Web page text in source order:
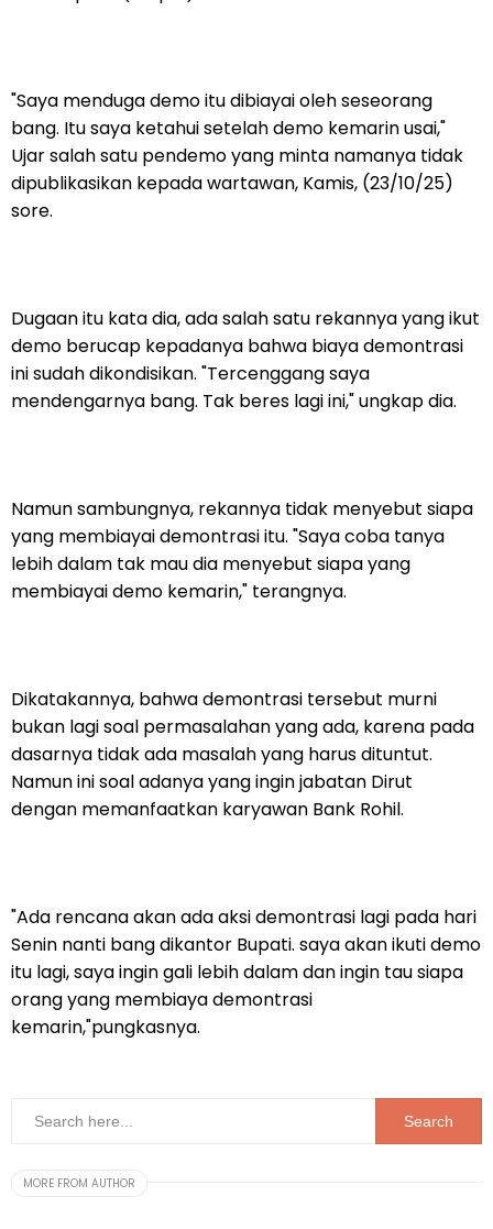
"Saya menduga demo itu dibiayai oleh seseorang
bang. Itu saya ketahui setelah demo kemarin usai,"
Ujar salah satu pendemo yang minta namanya tidak
dipublikasikan kepada wartawan, Kamis, (23/10/25)
sore.
Dugaan itu kata dia, ada salah satu rekannya yang ikut
demo berucap kepadanya bahwa biaya demontrasi
ini sudah dikondisikan. "Tercenggang saya
mendengarnya bang. Tak beres lagi ini," ungkap dia.
Namun sambungnya, rekannya tidak menyebut siapa
yang membiayai demontrasi itu. "Saya coba tanya
lebih dalam tak mau dia menyebut siapa yang
membiayai demo kemarin," terangnya.
Dikatakannya, bahwa demontrasi tersebut murni
bukan lagi soal permasalahan yang ada, karena pada
dasarnya tidak ada masalah yang harus dituntut.
Namun ini soal adanya yang ingin jabatan Dirut
dengan memanfaatkan karyawan Bank Rohil.
"Ada rencana akan ada aksi demontrasi lagi pada hari
Senin nanti bang dikantor Bupati. saya akan ikuti demo
itu lagi, saya ingin gali lebih dalam dan ingin tau siapa
orang yang membiaya demontrasi
kemarin,"pungkasnya.
MORE FROM AUTHOR